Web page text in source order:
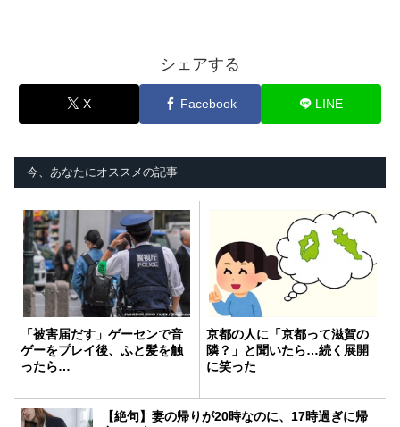
シェアする
X Facebook LINE
今、あなたにオススメの記事
「被害届だす」ゲーセンで音
ゲーをプレイ後、ふと髪を触
ったら…
京都の人に「京都って滋賀の
隣？」と聞いたら…続く展開
に笑った
【絶句】妻の帰りが20時なのに、17時過ぎに帰